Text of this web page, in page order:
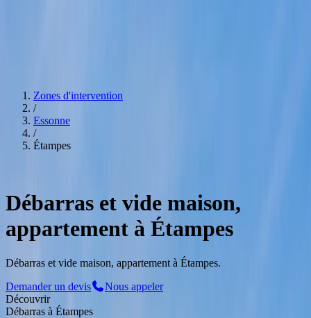
Zones d'intervention
/
Essonne
/
Étampes
Débarras et vide maison,
appartement à Étampes
Débarras et vide maison, appartement à Étampes.
Demander un devis
Nous appeler
Découvrir
Débarras à Étampes